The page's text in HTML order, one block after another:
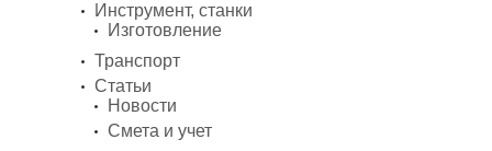
Инструмент, станки
Изготовление
Транспорт
Статьи
Новости
Смета и учет